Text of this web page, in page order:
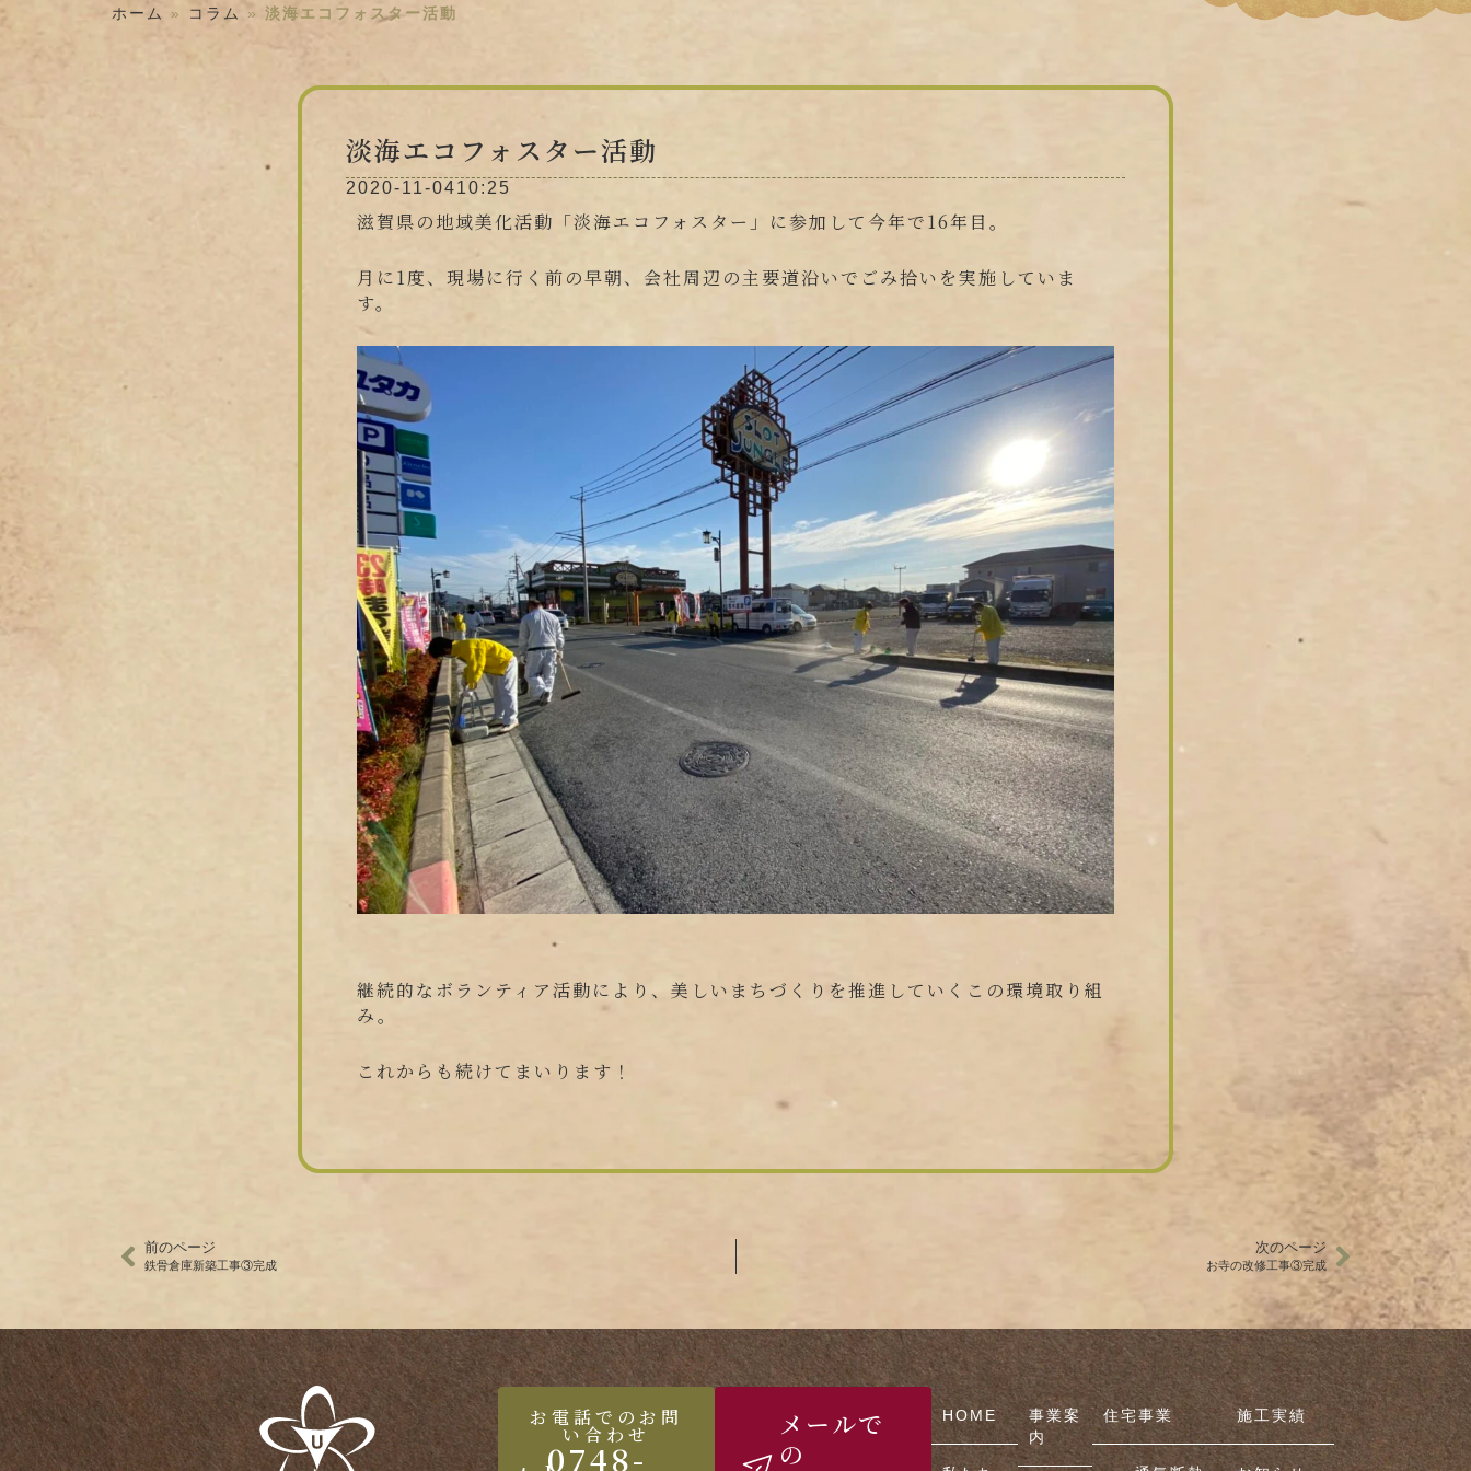
ホーム » コラム » 淡海エコフォスター活動
淡海エコフォスター活動
2020-11-0410:25
滋賀県の地域美化活動「淡海エコフォスター」に参加して今年で16年目。
月に1度、現場に行く前の早朝、会社周辺の主要道沿いでごみ拾いを実施していま
す。
継続的なボランティア活動により、美しいまちづくりを推進していくこの環境取り組
み。
これからも続けてまいります！
前のページ
鉄骨倉庫新築工事③完成
次のページ
お寺の改修工事③完成
お電話でのお問
い合わせ
0748-
メールで
の
HOME
事業案
内
住宅事業 施工実績